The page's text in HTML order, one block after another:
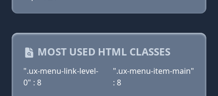
MOST USED HTML CLASSES
".ux-menu-link-level-
0" : 8
".ux-menu-item-main"
: 8